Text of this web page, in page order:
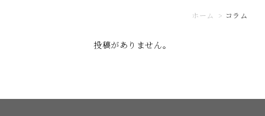
ホーム > コラム
投稿がありません。